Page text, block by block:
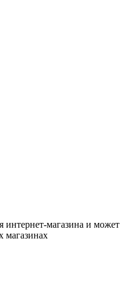
интернет-магазина и может
магазинах